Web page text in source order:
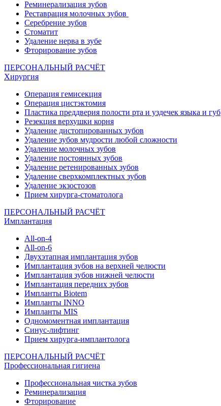
Реминерализация зубов
Реставрация молочных зубов
Серебрение зубов
Стоматит
Удаление нерва в зубе
Фторирование зубов
ПЕРСОНАЛЬНЫЙ РАСЧЁТ
Хирургия
Операция гемисекция
Операция цистэктомия
Пластика преддверия полости рта и уздечек языка и губ
Резекция верхушки корня
Удаление дистопированных зубов
Удаление зубов мудрости любой сложности
Удаление молочных зубов
Удаление постоянных зубов
Удаление ретенированных зубов
Удаление сверхкомплектных зубов
Удаление экзостозов
Прием хирурга-стоматолога
ПЕРСОНАЛЬНЫЙ РАСЧЁТ
Имплантация
All-on-4
All-on-6
Двухэтапная имплантация зубов
Имплантация зубов на верхней челюсти
Имплантация зубов нижней челюсти
Имплантация передних зубов
Импланты Biotem
Импланты INNO
Импланты MIS
Одномоментная имплантация
Синус-лифтинг
Прием хирурга-имплантолога
ПЕРСОНАЛЬНЫЙ РАСЧЁТ
Профессиональная гигиена
Профессиональная чистка зубов
Реминерализация
Фторирование